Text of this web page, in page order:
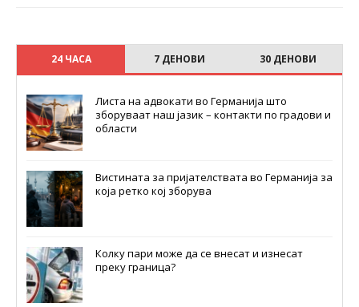
24 ЧАСА 7 ДЕНОВИ 30 ДЕНОВИ
Листа на адвокати во Германија што
зборуваат наш јазик – контакти по градови и
области
Вистината за пријателствата во Германија за
која ретко кој зборува
Колку пари може да се внесат и изнесат
преку граница?